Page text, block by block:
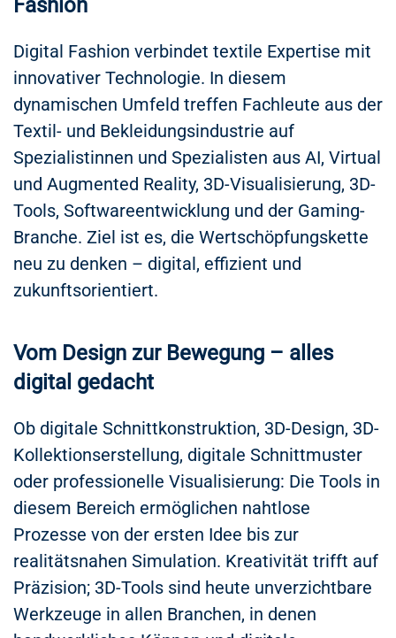
Fashion
Digital Fashion verbindet textile Expertise mit
innovativer Technologie. In diesem
dynamischen Umfeld treffen Fachleute aus der
Textil- und Bekleidungsindustrie auf
Spezialistinnen und Spezialisten aus AI, Virtual
und Augmented Reality, 3D-Visualisierung, 3D-
Tools, Softwareentwicklung und der Gaming-
Branche. Ziel ist es, die Wertschöpfungskette
neu zu denken – digital, effizient und
zukunftsorientiert.
Vom Design zur Bewegung – alles
digital gedacht
Ob digitale Schnittkonstruktion, 3D-Design, 3D-
Kollektionserstellung, digitale Schnittmuster
oder professionelle Visualisierung: Die Tools in
diesem Bereich ermöglichen nahtlose
Prozesse von der ersten Idee bis zur
realitätsnahen Simulation. Kreativität trifft auf
Präzision; 3D-Tools sind heute unverzichtbare
Werkzeuge in allen Branchen, in denen